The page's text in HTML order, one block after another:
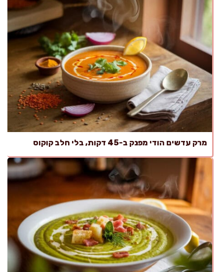
מרק עדשים הודי מפנק ב-45 דקות, בלי חלב קוקוס